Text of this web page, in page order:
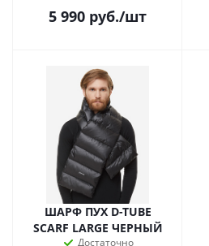
5 990 руб./шт
ШАРФ ПУХ D-TUBE
SCARF LARGE ЧЕРНЫЙ
Достаточно